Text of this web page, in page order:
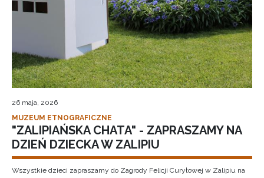
26 maja, 2026
MUZEUM ETNOGRAFICZNE
"ZALIPIAŃSKA CHATA" - ZAPRASZAMY NA
DZIEŃ DZIECKA W ZALIPIU
Wszystkie dzieci zapraszamy do Zagrody Felicji Curyłowej w Zalipiu na